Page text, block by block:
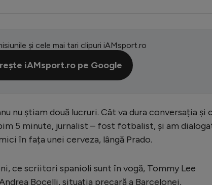
și cele mai tari clipuri iAMsport.ro
iAMsport.ro pe Google
nu știam două lucruri. Cât va dura conversația și
5 minute, jurnalist – fost fotbalist, și am
în fața unei cerveza, lângă Prado.
ce scriitori spanioli sunt în vogă, Tommy Lee
Bocelli, situația precară a Barcelonei,